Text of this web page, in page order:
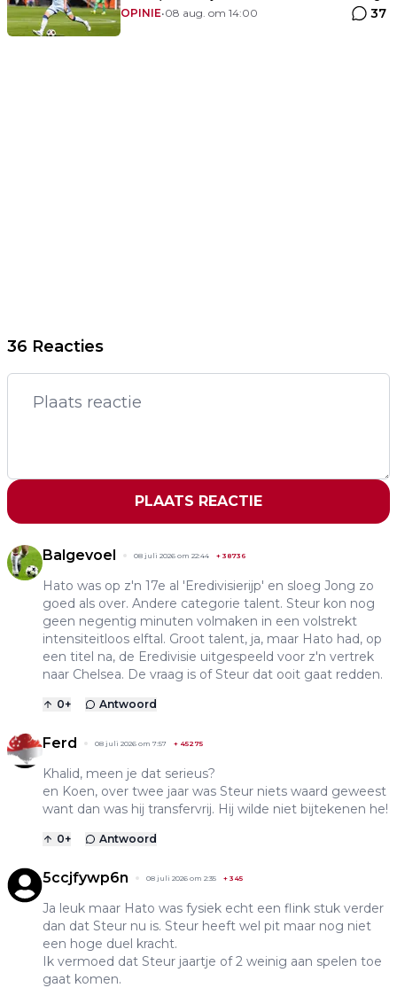
van de komst van Blind'
OPINIE•08 aug. om 14:00 37
36 Reacties
PLAATS REACTIE
Balgevoel 08 juli 2026 om 22:44 + 38736
Hato was op z'n 17e al 'Eredivisierijp' en sloeg Jong zo
goed als over. Andere categorie talent. Steur kon nog
geen negentig minuten volmaken in een volstrekt
intensiteitloos elftal. Groot talent, ja, maar Hato had, op
een titel na, de Eredivisie uitgespeeld voor z'n vertrek
naar Chelsea. De vraag is of Steur dat ooit gaat redden.
0+ Antwoord
Ferd 08 juli 2026 om 7:57 + 45275
Khalid, meen je dat serieus?
en Koen, over twee jaar was Steur niets waard geweest
want dan was hij transfervrij. Hij wilde niet bijtekenen he!
0+ Antwoord
5ccjfywp6n 08 juli 2026 om 2:35 + 345
Ja leuk maar Hato was fysiek echt een flink stuk verder
dan dat Steur nu is. Steur heeft wel pit maar nog niet
een hoge duel kracht.
Ik vermoed dat Steur jaartje of 2 weinig aan spelen toe
gaat komen.